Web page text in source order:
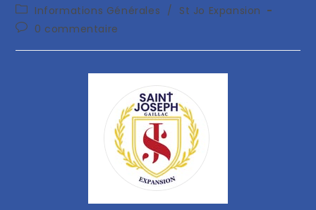
Informations Générales / St Jo Expansion
0 commentaire